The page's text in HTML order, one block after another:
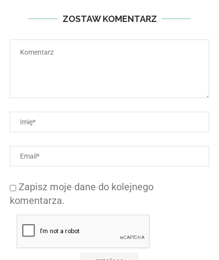
ZOSTAW KOMENTARZ
Zapisz moje dane do kolejnego
komentarza.